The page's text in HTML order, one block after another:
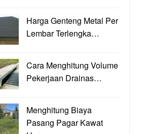
Harga Genteng Metal Per
Lembar Terlengka…
Cara Menghitung Volume
Pekerjaan Drainas…
Menghitung Biaya
Pasang Pagar Kawat